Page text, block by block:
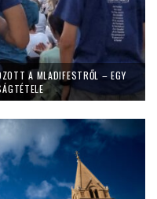
A MLADIFESTRŐL – EGY